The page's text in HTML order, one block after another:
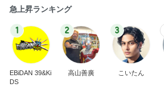
急上昇ランキング
1
EBiDAN 39&Ki
DS
2
高山善廣
3
こいたん